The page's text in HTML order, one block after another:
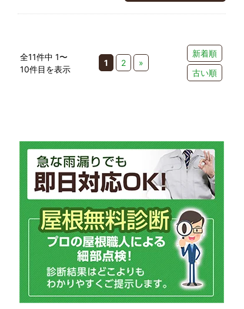
全11件中 1〜
10件目を表示
1 2 »
新着順
古い順